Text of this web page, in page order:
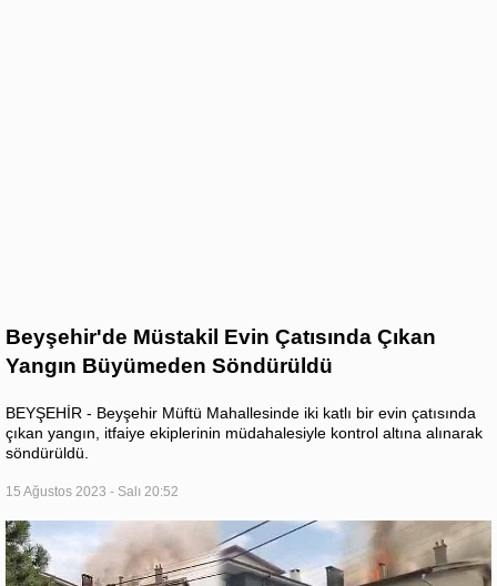
Beyşehir'de Müstakil Evin Çatısında Çıkan
Yangın Büyümeden Söndürüldü
BEYŞEHİR - Beyşehir Müftü Mahallesinde iki katlı bir evin çatısında
çıkan yangın, itfaiye ekiplerinin müdahalesiyle kontrol altına alınarak
söndürüldü.
15 Ağustos 2023 - Salı 20:52